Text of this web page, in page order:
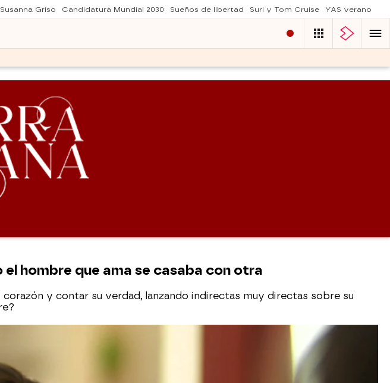
Griso Candidatura Mundial 2030 Sueños de libertad Suri y Tom Cruise YAS verano
hombre que ama se casaba con otra
y contar su verdad, lanzando indirectas muy directas sobre su